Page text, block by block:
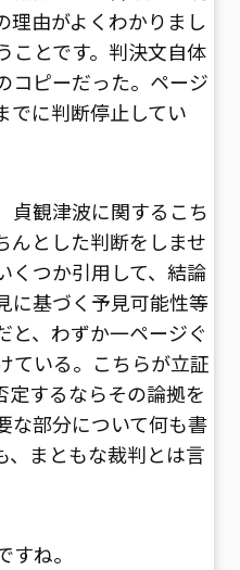
理由がよくわかりまし
ことです。判決文自体
コピーだった。ページ
でに判断停止してい
貞観津波に関するこち
んとした判断をしませ
くつか引用して、結論
に基づく予見可能性等
と、わずか一ページぐ
ている。こちらが立証
定するならその論拠を
な部分について何も書
、まともな裁判とは言
ね。